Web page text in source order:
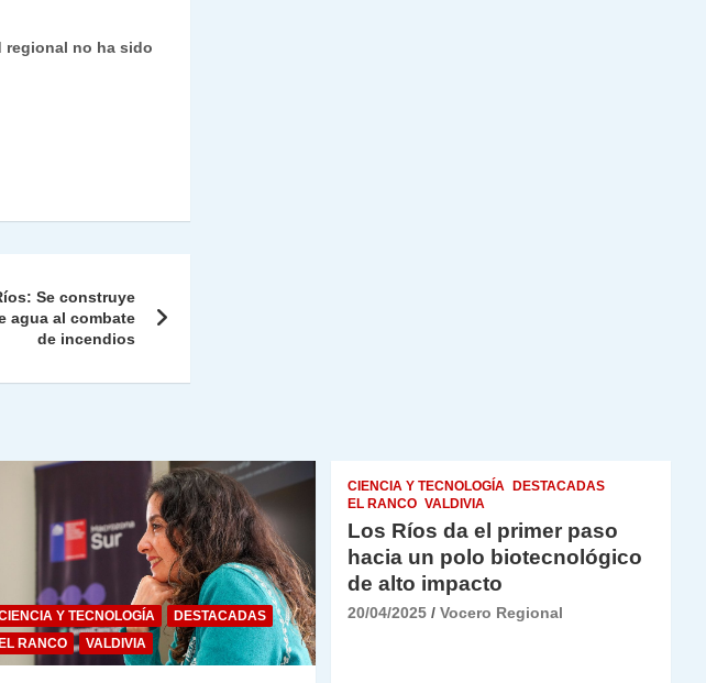
regional no ha sido
Se construye
agua al combate
de incendios
Y TECNOLOGÍA
DESTACADAS
EL RANCO
VALDIVIA
CIENCIA Y TECNOLOGÍA
DESTACADAS
EL RANCO VALDIVIA
Los Ríos da el primer paso
hacia un polo biotecnológico
de alto impacto
20/04/2025 Vocero Regional